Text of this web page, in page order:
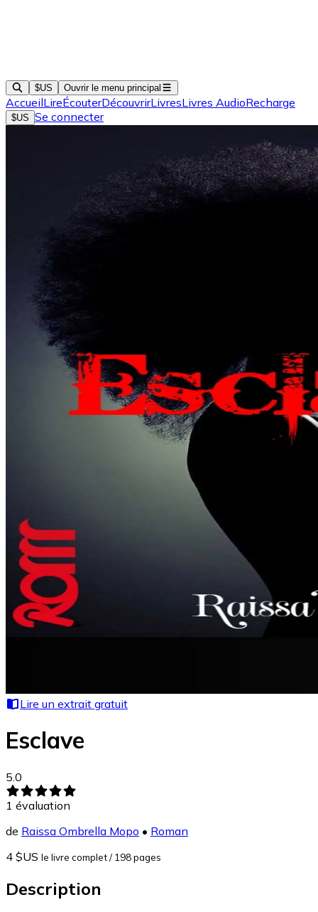
$US Ouvrir le menu principal
AccueilLireÉcouterDécouvrirLivresLivres AudioRecharge
$US Se connecter
Lire un extrait gratuit
Esclave
5.0
1 évaluation
de Raissa Ombrella Mopo • Roman
4 $US le livre complet/ 198 pages
Description